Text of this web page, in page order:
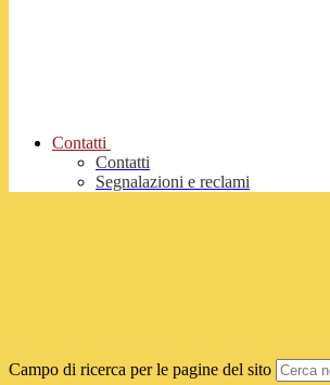
Contatti
Contatti
Segnalazioni e reclami
Campo di ricerca per le pagine del sito